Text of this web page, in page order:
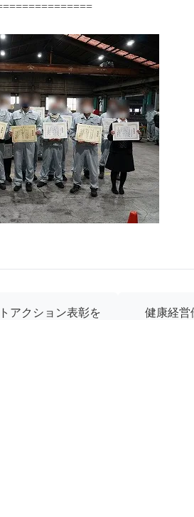
アクション表彰を
健康経営